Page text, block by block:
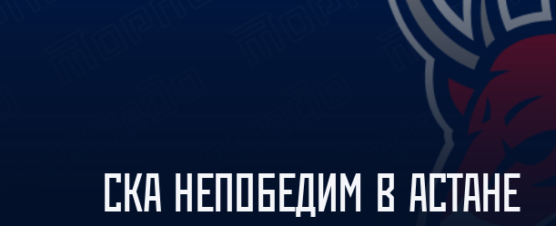
Амур
Барыс
Салават Юлаев
Сибирь
СКА НЕПОБЕДИМ В АСТАНЕ